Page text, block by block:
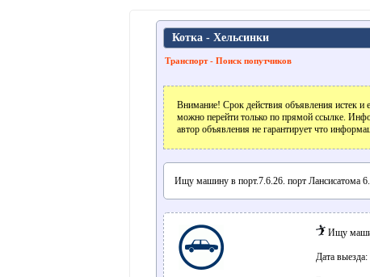
Котка - Хельсинки
Транспорт - Поиск попутчиков
Внимание! Срок действия объявления истек
можно перейти только по прямой ссылке.
автор объявления не гарантирует что
Ищу машину в порт.7.6.26. порт Лансисатома
Ищу
Дата выезда: